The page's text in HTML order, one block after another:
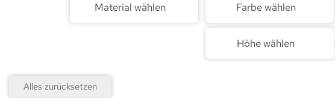
Alles zurücksetzen
Material wählen Farbe wählen
Höhe wählen